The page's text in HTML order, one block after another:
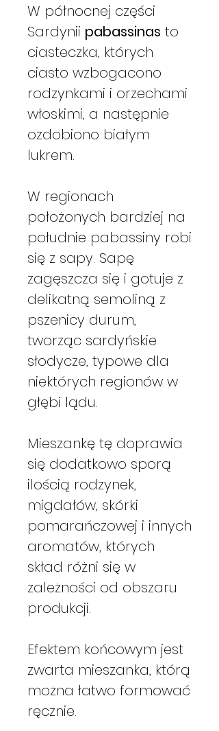
W północnej części
Sardynii pabassinas to
ciasteczka, których
ciasto wzbogacono
rodzynkami i orzechami
włoskimi, a następnie
ozdobiono białym
lukrem.
W regionach
położonych bardziej na
południe pabassiny robi
się z sapy. Sapę
zagęszcza się i gotuje z
delikatną semoliną z
pszenicy durum,
tworząc sardyńskie
słodycze, typowe dla
niektórych regionów w
głębi lądu.
Mieszankę tę doprawia
się dodatkowo sporą
ilością rodzynek,
migdałów, skórki
pomarańczowej i innych
aromatów, których
skład różni się w
zależności od obszaru
produkcji.
Efektem końcowym jest
zwarta mieszanka, którą
można łatwo formować
ręcznie.